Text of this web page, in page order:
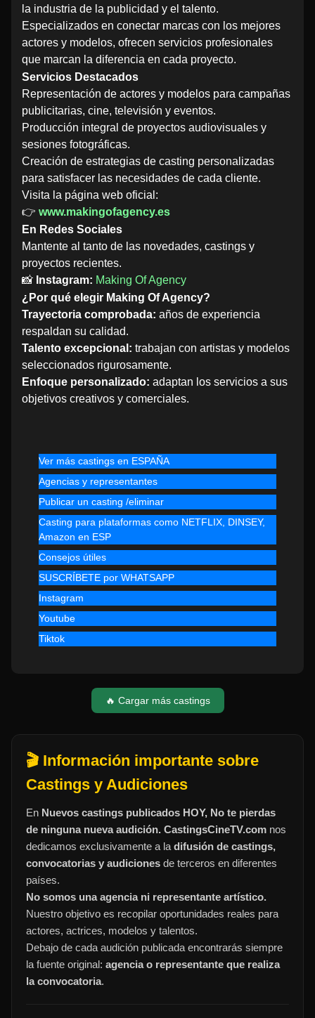
la industria de la publicidad y el talento.
Especializados en conectar marcas con los mejores
actores y modelos, ofrecen servicios profesionales
que marcan la diferencia en cada proyecto.
Servicios Destacados
Representación de actores y modelos para campañas
publicitarias, cine, televisión y eventos.
Producción integral de proyectos audiovisuales y
sesiones fotográficas.
Creación de estrategias de casting personalizadas
para satisfacer las necesidades de cada cliente.
Visita la página web oficial:
👉 www.makingofagency.es
En Redes Sociales
Mantente al tanto de las novedades, castings y
proyectos recientes.
📸 Instagram: Making Of Agency
¿Por qué elegir Making Of Agency?
Trayectoria comprobada: años de experiencia
respaldan su calidad.
Talento excepcional: trabajan con artistas y modelos
seleccionados rigurosamente.
Enfoque personalizado: adaptan los servicios a sus
objetivos creativos y comerciales.
Ver más castings en ESPAÑA
Agencias y representantes
Publicar un casting /eliminar
Casting para plataformas como NETFLIX, DINSEY,
Amazon en ESP
Consejos útiles
SUSCRÍBETE por WHATSAPP
Instagram
Youtube
Tiktok
🔥 Cargar más castings
🎬 Información importante sobre
Castings y Audiciones
En Nuevos castings publicados HOY, No te pierdas
de ninguna nueva audición. CastingsCineTV.com nos
dedicamos exclusivamente a la difusión de castings,
convocatorias y audiciones de terceros en diferentes
países.
No somos una agencia ni representante artístico.
Nuestro objetivo es recopilar oportunidades reales para
actores, actrices, modelos y talentos.
Debajo de cada audición publicada encontrarás siempre
la fuente original: agencia o representante que realiza
la convocatoria.